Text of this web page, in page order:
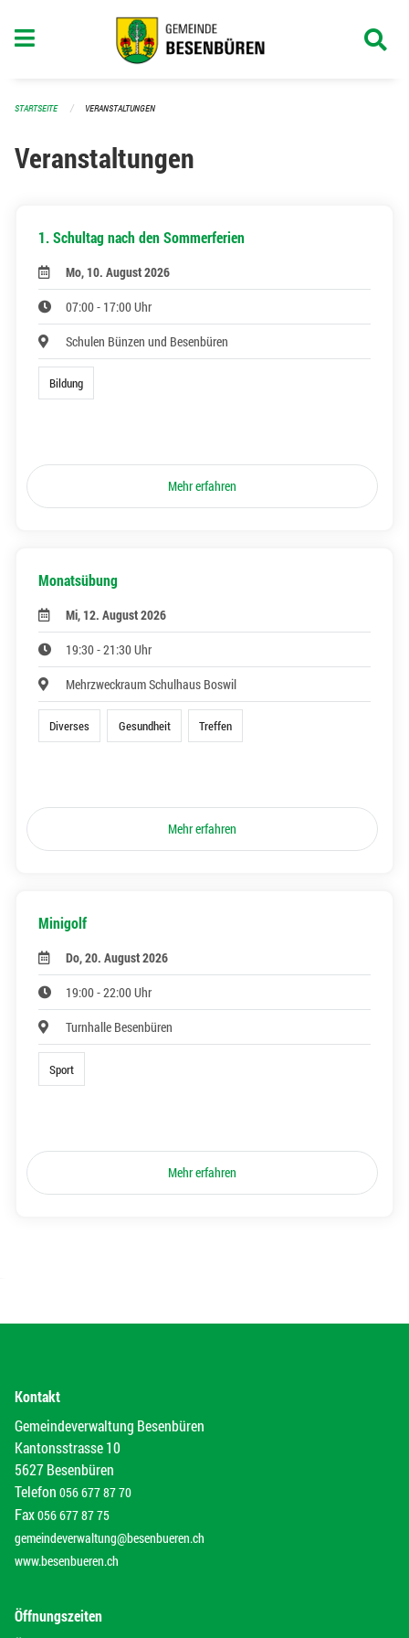
STARTSEITE VERANSTALTUNGEN
Veranstaltungen
1. Schultag nach den Sommerferien
Mo, 10. August 2026
07:00 - 17:00 Uhr
Schulen Bünzen und Besenbüren
Bildung
Mehr erfahren
Monatsübung
Mi, 12. August 2026
19:30 - 21:30 Uhr
Mehrzweckraum Schulhaus Boswil
Diverses Gesundheit Treffen
Mehr erfahren
Minigolf
Do, 20. August 2026
19:00 - 22:00 Uhr
Turnhalle Besenbüren
Sport
Mehr erfahren
Kontakt
Gemeindeverwaltung Besenbüren
Kantonsstrasse 10
5627 Besenbüren
Telefon 056 677 87 70
Fax056 677 87 75
gemeindeverwaltung@besenbueren.ch
www.besenbueren.ch
Öffnungszeiten